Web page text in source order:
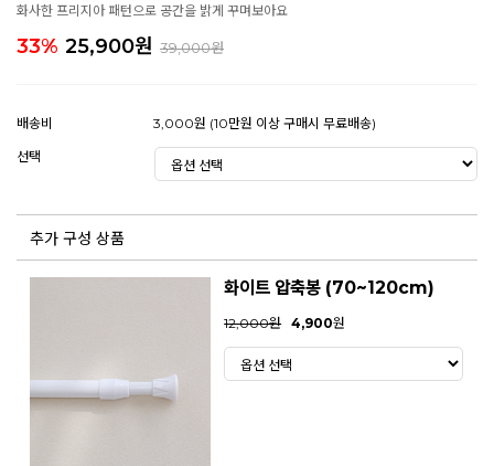
화사한 프리지아 패턴으로 공간을 밝게 꾸며보아요
33% 25,900원 39,000원
배송비
3,000원 (10만원 이상 구매시 무료배송)
선택
추가 구성 상품
화이트 압축봉 (70~120cm)
12,000원 4,900원